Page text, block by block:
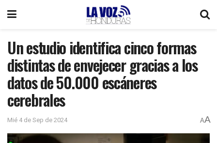
Un estudio identifica cinco formas
distintas de envejecer gracias a los
datos de 50.000 escáneres
cerebrales
Mié 4 de Sep de 2024 AA